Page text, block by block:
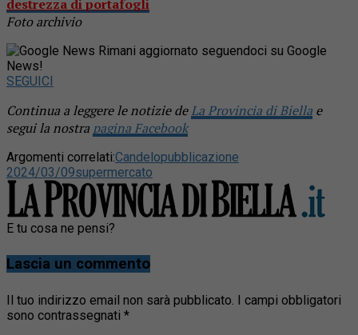
destrezza di portafogli
Foto archivio
Rimani aggiornato seguendoci su Google
News!
SEGUICI
Continua a leggere le notizie deLa Provincia di Biella e
segui la nostra pagina Facebook
Argomenti correlati:Candelopubblicazione
2024/03/09supermercato
E tu cosa ne pensi?
Lascia un commento
Il tuo indirizzo email non sarà pubblicato.
I campi obbligatori
sono contrassegnati *